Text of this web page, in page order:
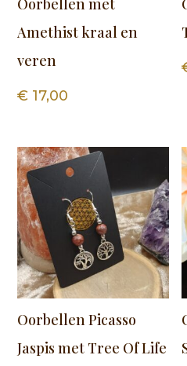
Oorbellen met
Amethist kraal en
veren
€ 17,00
Oorbellen Picasso
Jaspis met Tree Of Life